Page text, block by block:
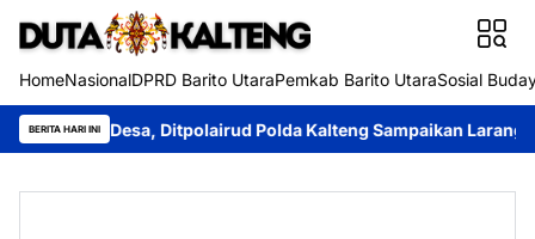
HomeNasionalDPRD Barito UtaraPemkab Barito UtaraSosial
BERITA HARI INIPolda Kalteng Sampaikan Larangan Membakar Hutan